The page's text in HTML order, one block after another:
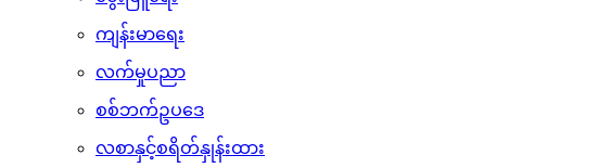
ကျန်းမာရေး
လက်မှုပညာ
စစ်ဘက်ဥပဒေ
လစာနှင့်စရိတ်နှုန်းထား